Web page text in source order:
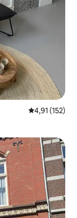
4,91 av 5 i
4,91 (152)